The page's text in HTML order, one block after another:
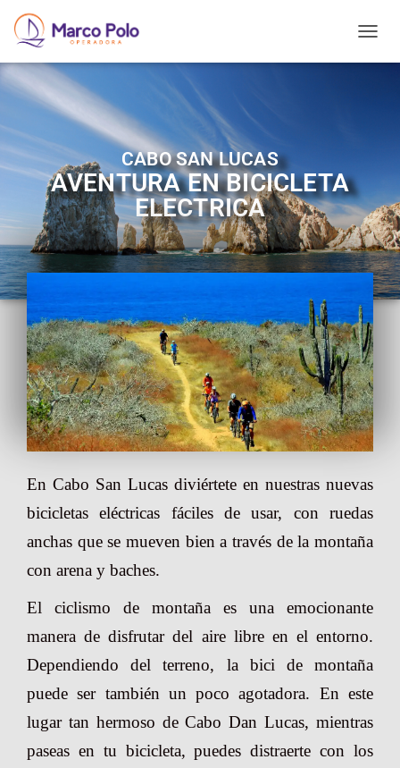
O
I
G
A
T
I
O
N
CABO SAN LUCAS
AVENTURA EN BICICLETA
ELECTRICA
En Cabo San Lucas diviértete en nuestras nuevas
bicicletas eléctricas fáciles de usar, con ruedas
anchas que se mueven bien a través de la montaña
con arena y baches.
El ciclismo de montaña es una emocionante
manera de disfrutar del aire libre en el entorno.
Dependiendo del terreno, la bici de montaña
puede ser también un poco agotadora. En este
lugar tan hermoso de Cabo Dan Lucas, mientras
paseas en tu bicicleta, puedes distraerte con los